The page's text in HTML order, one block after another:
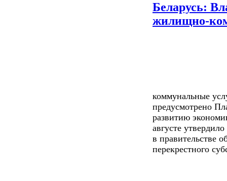
Беларусь:
жилищно-
коммунальные
предусмотрено
развитию
августе
в правительстве
перекрестного